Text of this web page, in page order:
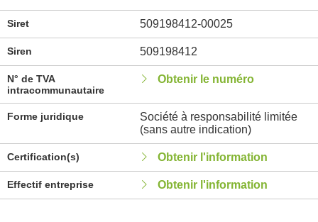
Siret 509198412-00025
Siren 509198412
N° de TVA
intracommunautaire
Obtenir le numéro
Forme juridique
Société à responsabilité limitée
(sans autre indication)
Certification(s) Obtenir l'information
Effectif entreprise Obtenir l'information